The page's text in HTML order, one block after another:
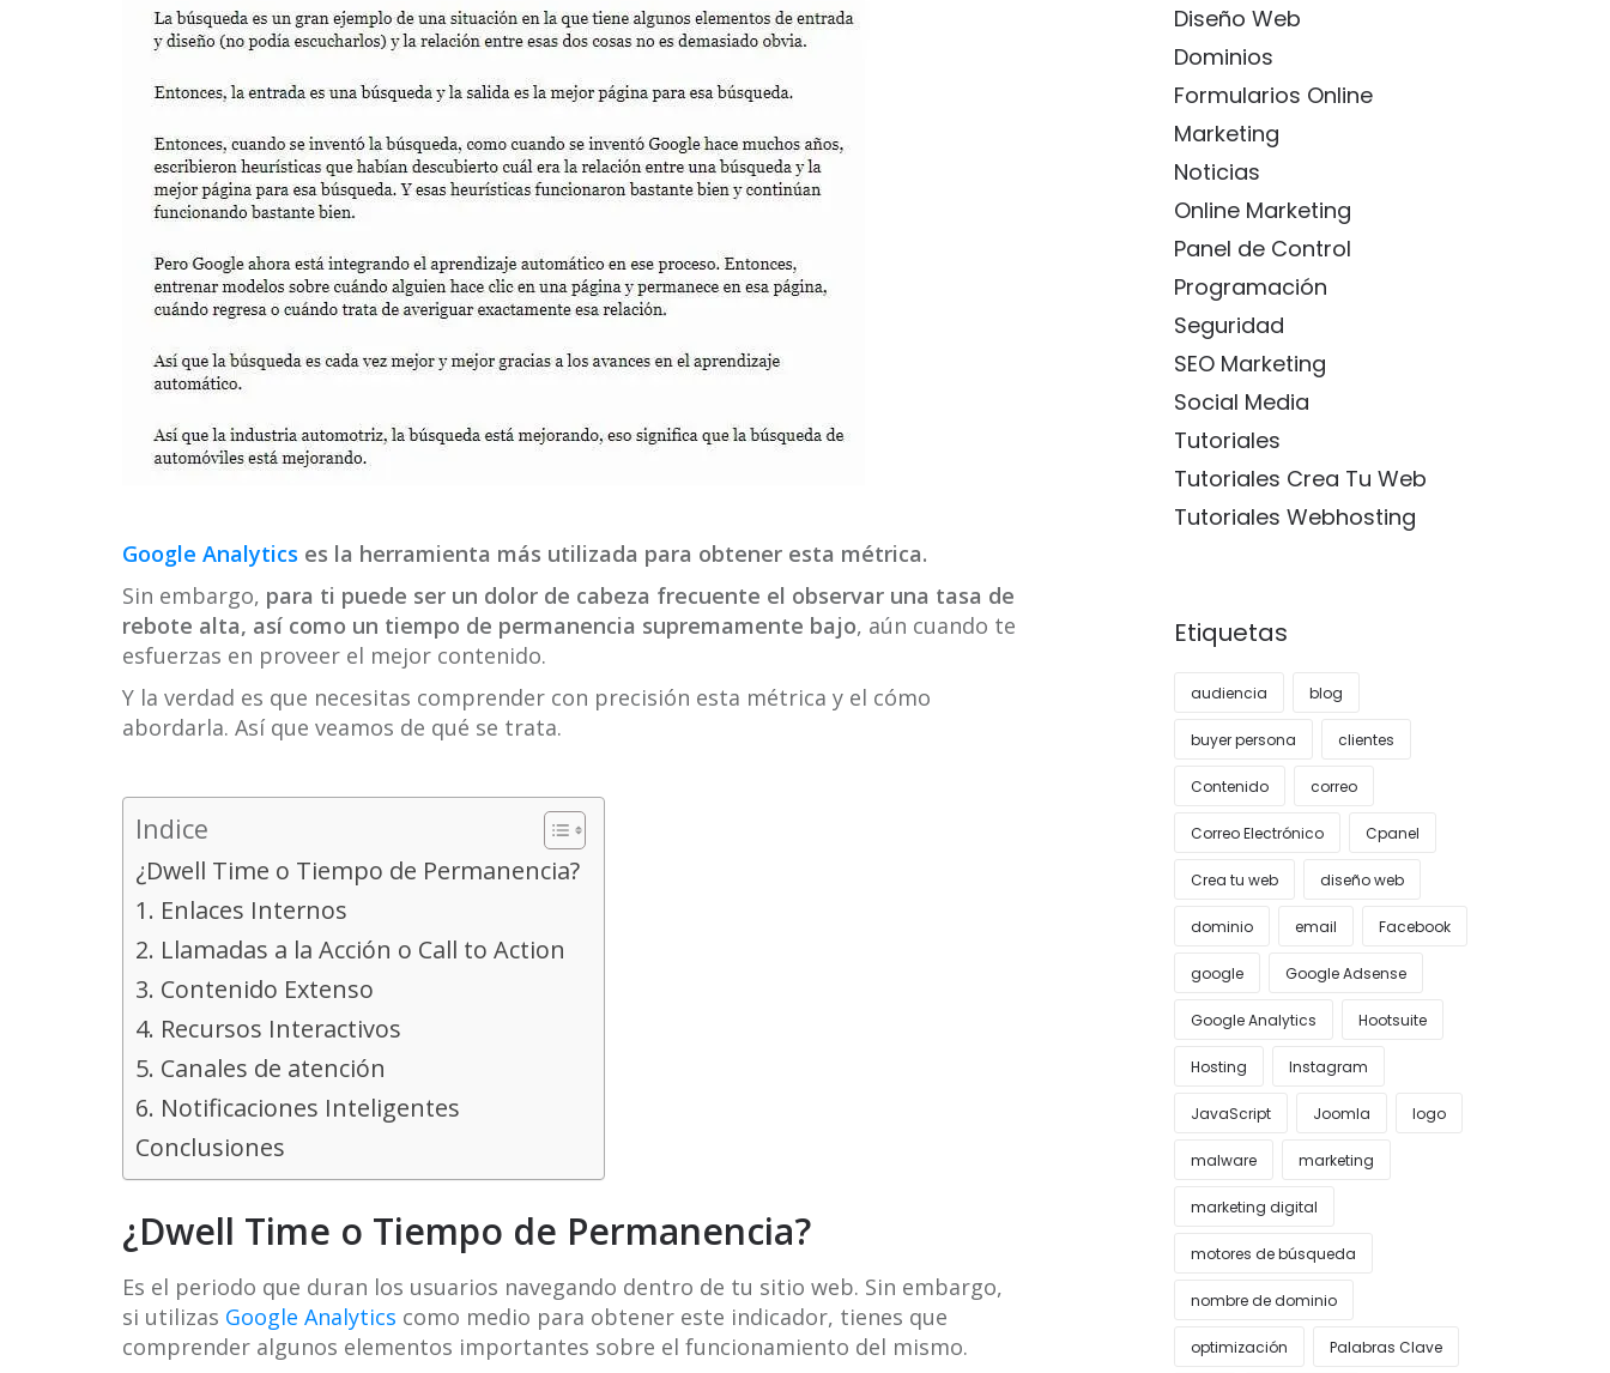
Google Analytics es la herramienta más utilizada para obtener esta métrica.
Sin embargo, para ti puede ser un dolor de cabeza frecuente el observar una tasa de
rebote alta, así como un tiempo de permanencia supremamente bajo, aún cuando te
esfuerzas en proveer el mejor contenido.
Y la verdad es que necesitas comprender con precisión esta métrica y el cómo
abordarla. Así que veamos de qué se trata.
Indice
¿Dwell Time o Tiempo de Permanencia?
1. Enlaces Internos
2. Llamadas a la Acción o Call to Action
3. Contenido Extenso
4. Recursos Interactivos
5. Canales de atención
6. Notificaciones Inteligentes
Conclusiones
¿Dwell Time o Tiempo de Permanencia?
Es el periodo que duran los usuarios navegando dentro de tu sitio web. Sin embargo,
si utilizas Google Analytics como medio para obtener este indicador, tienes que
comprender algunos elementos importantes sobre el funcionamiento del mismo.
Diseño Web
Dominios
Formularios Online
Marketing
Noticias
Online Marketing
Panel de Control
Programación
Seguridad
SEO Marketing
Social Media
Tutoriales
Tutoriales Crea Tu Web
Tutoriales Webhosting
Etiquetas
audiencia blog
buyer persona clientes
Contenido correo
Correo Electrónico Cpanel
Crea tu web diseño web
dominio email Facebook
google Google Adsense
Google Analytics Hootsuite
Hosting Instagram
JavaScript Joomla logo
malware marketing
marketing digital
motores de búsqueda
nombre de dominio
optimización Palabras Clave